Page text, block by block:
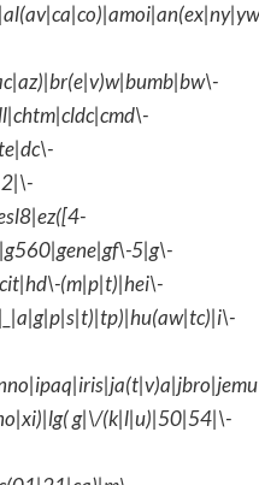
5|g\-
(m|p|t)|hei\-
g|\/(k|l|u)|50|54|\-